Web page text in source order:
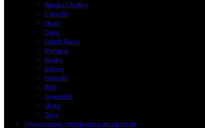
Brusko Chubby
Catswill
Duall
Gang
Glitch Sauce
HotSpot
Husky
Inflave
Podonki
Rell
Scandalist
Skala
Toyz
Одноразовые электронные испарители